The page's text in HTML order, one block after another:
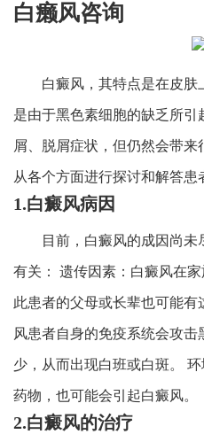
白癞风咨询
白癜风，其特点是在皮
是由于黑色素细胞的缺乏所
屑、脱屑症状，但仍然会带
从各个方面进行探讨和解答患
1.白癜风病因
目前，白癜风的成因尚
有关： 遗传因素：白癜风在
此患者的父母或长辈也可能
风患者自身的免疫系统会攻
少，从而出现白班或白斑。
药物，也可能会引起白癜风。
2.白癜风的治疗